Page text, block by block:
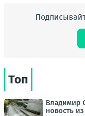
Топ
Владимир
новость